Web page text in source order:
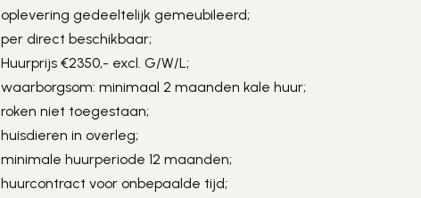
oplevering gedeeltelijk gemeubileerd;
per direct beschikbaar;
Huurprijs €2350,- excl. G/W/L;
waarborgsom: minimaal 2 maanden kale huur;
roken niet toegestaan;
huisdieren in overleg;
minimale huurperiode 12 maanden;
huurcontract voor onbepaalde tijd;